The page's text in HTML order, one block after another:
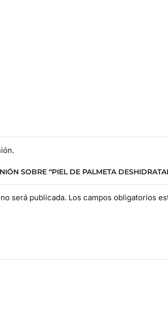
SOBRE “PIEL DE PALMETA
será publicada. Los campos obligatorios